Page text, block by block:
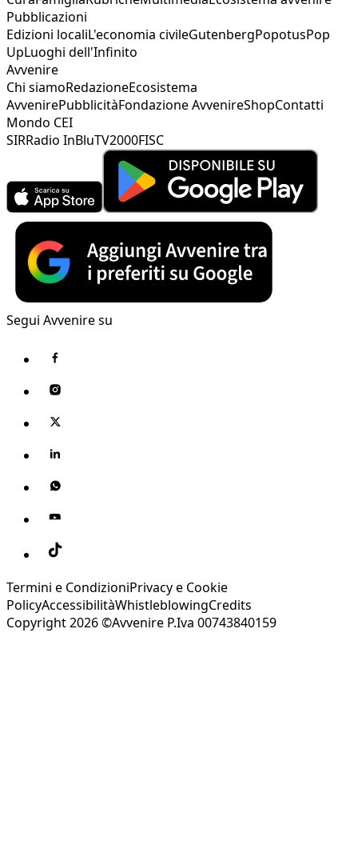
Pubblicazioni
Edizioni localiL'economia civileGutenbergPopotusPop
UpLuoghi dell'Infinito
Avvenire
Chi siamoRedazioneEcosistema
AvvenirePubblicitàFondazione AvvenireShopContatti
Mondo CEI
SIRRadio InBluTV2000FISC
Segui Avvenire su
Termini e CondizioniPrivacy e Cookie
PolicyAccessibilitàWhistleblowingCredits
Copyright 2026 ©Avvenire P.Iva 00743840159